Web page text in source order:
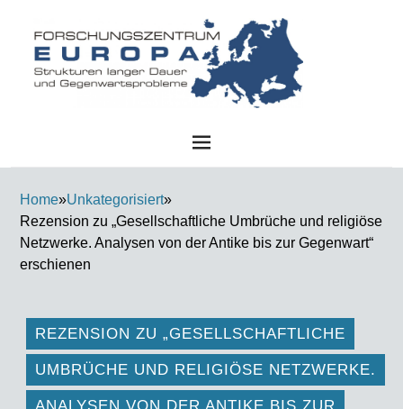
Home»Unkategorisiert»
Rezension zu „Gesellschaftliche Umbrüche und religiöse
Netzwerke. Analysen von der Antike bis zur Gegenwart“
erschienen
REZENSION ZU „GESELLSCHAFTLICHE
UMBRÜCHE UND RELIGIÖSE NETZWERKE.